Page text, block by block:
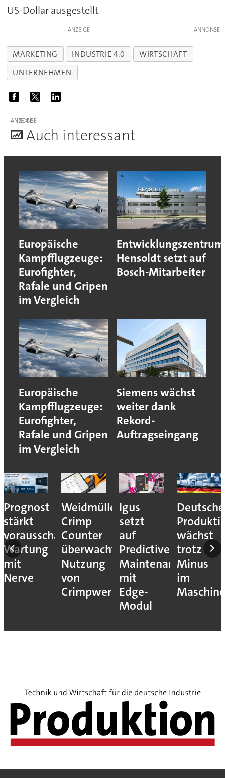
US-Dollar ausgestellt
ANZEIGE
MARKETING INDUSTRIE 4.0
WIRTSCHAFT
UNTERNEHMEN
ANZEIGE
Auch interessant
Europäische
Kampfflugzeuge:
Eurofighter,
Rafale und Gripen
im Vergleich
Hensoldt setzt auf
Bosch-Mitarbeiter
Europäische
Kampfflugzeuge:
Eurofighter,
Rafale und Gripen
im Vergleich
Siemens wächst
weiter dank
Rekord-
Auftragseingang
Prognost
stärkt
vorausschauende
Wartung
mit
Nerve
Weidmüller:
Crimp
Counter
überwacht
Nutzung
von
Crimpwerkzeugen
Igus
setzt
auf
Predictive
Maintenance
mit
Edge-
Modul
Deutsche
wächst
trotz
Minus
im